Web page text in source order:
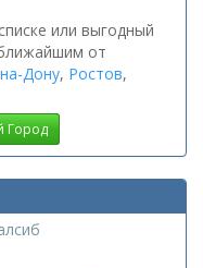
или выгодный
от
Дону, Ростов,
Город